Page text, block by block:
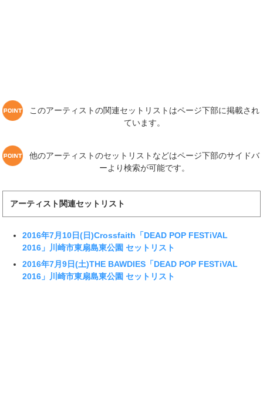
このアーティストの関連セットリストはページ下部に掲載され
ています。
他のアーティストのセットリストなどはページ下部のサイドバ
ーより検索が可能です。
アーティスト関連セットリスト
2016年7月10日(日)Crossfaith「DEAD POP FESTiVAL
2016」川崎市東扇島東公園 セットリスト
2016年7月9日(土)THE BAWDIES「DEAD POP FESTiVAL
2016」川崎市東扇島東公園 セットリスト